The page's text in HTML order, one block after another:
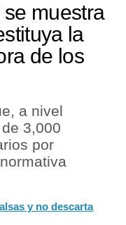
muestra
la
de los
a nivel
3,000
por
y no descarta